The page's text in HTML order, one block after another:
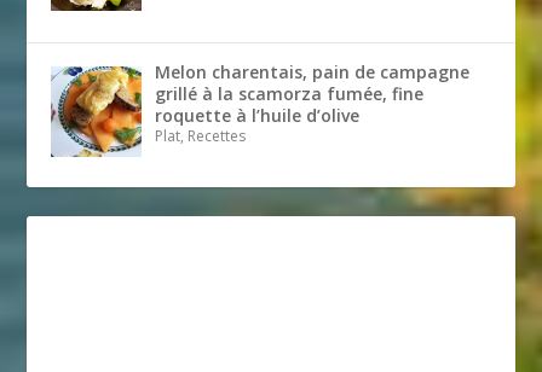
Melon charentais, pain de campagne
grillé à la scamorza fumée, fine
roquette à l’huile d’olive
Plat, Recettes